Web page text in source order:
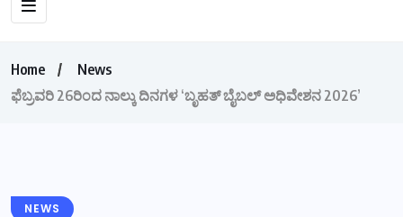
Home
News
ಫೆಬ್ರವರಿ 26ರಿಂದ ನಾಲ್ಕು ದಿನಗಳ ‘ಬೃಹತ್ ಬೈಬಲ್ ಅಧಿವೇಶನ 2026’
NEWS